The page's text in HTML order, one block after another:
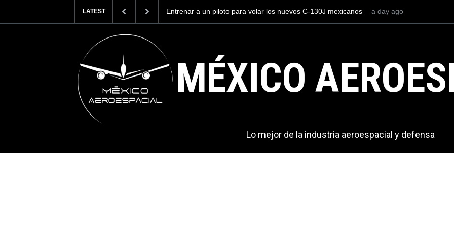
LATEST
Entrenar a un piloto para volar los nuevos C-130J mexicanos
Con 35,900 pasajeros
más viajeros
AICM.
a day ago
MÉXICO
Lo mejor de la industria aeroespacial y defensa